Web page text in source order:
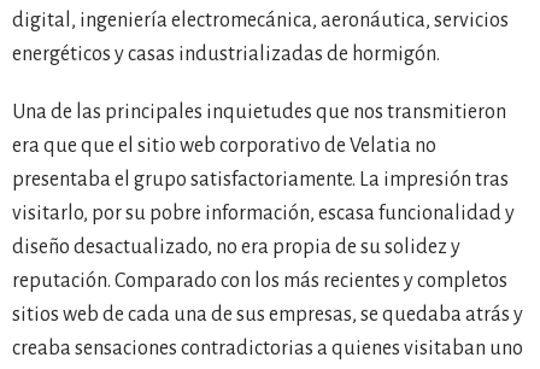
digital, ingeniería electromecánica, aeronáutica, servicios
energéticos y casas industrializadas de hormigón.
Una de las principales inquietudes que nos transmitieron
era que que el sitio web corporativo de Velatia no
presentaba el grupo satisfactoriamente. La impresión tras
visitarlo, por su pobre información, escasa funcionalidad y
diseño desactualizado, no era propia de su solidez y
reputación. Comparado con los más recientes y completos
sitios web de cada una de sus empresas, se quedaba atrás y
creaba sensaciones contradictorias a quienes visitaban uno